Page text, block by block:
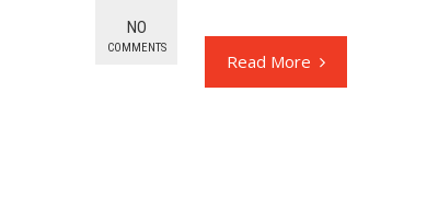
NO
COMMENTS
Read More